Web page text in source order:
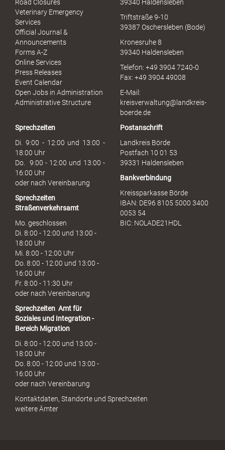
s
u
h
Road Closures
Veterinary Emergency
Services
Official Journal &
Announcements
Forms A-Z
Online Services
Press Releases
Event Calendar
Open Jobs in Administration
Administrative Structure
39340 Haldensleben
Triftstraße 9-10
39387 Oschersleben (Bode)
Kronesruhe 8
39340 Haldensleben
Telefon: +49 3904 7240-0
Fax: +49 3904 49008
E-Mail:
kreisverwaltung@landkreis-
boerde.de
Sprechzeiten
Di. 9:00 - 12:00 und 13:00 -
18:00 Uhr
Do. 9:00 - 12:00 und 13:00 -
16:00 Uhr
oder nach Vereinbarung
Sprechzeiten
Straßenverkehrsamt
Mo. geschlossen
Di. 8:00 - 12:00 und 13:00 -
18:00 Uhr
Mi. 8:00 - 12:00 Uhr
Do. 8:00 - 12:00 und 13:00 -
16:00 Uhr
Fr. 8:00 - 11:30 Uhr
oder nach Vereinbarung
Sprechzeiten Amt für
Soziales und Integration -
Bereich Migration
Di. 8:00 - 12:00 und 13:00 -
18:00 Uhr
Do. 8:00 - 12:00 und 13:00 -
16:00 Uhr
oder nach Vereinbarung
Postanschrift
Landkreis Börde
Postfach 10 01 53
39331 Haldensleben
Bankverbindung
Kreissparkasse Börde
IBAN: DE96 8105 5000 3400
0053 54
BIC: NOLADE21HDL
Kontaktdaten, Standorte und Sprechzeiten
weitere Ämter